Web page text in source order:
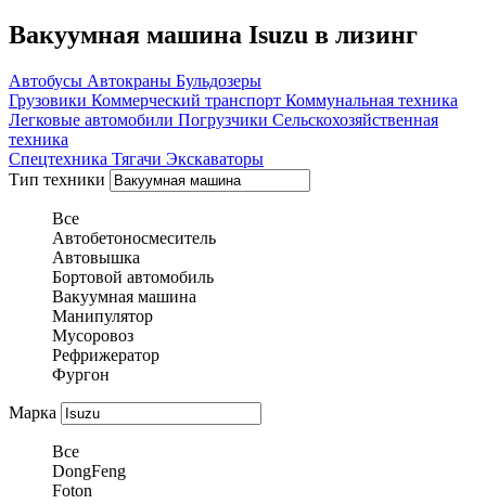
Вакуумная машина Isuzu в лизинг
Автобусы Автокраны Бульдозеры
Грузовики Коммерческий транспорт Коммунальная техника
Легковые автомобили Погрузчики Сельскохозяйственная
техника
Спецтехника Тягачи Экскаваторы
Тип техники
Все
Автобетоносмеситель
Автовышка
Бортовой автомобиль
Вакуумная машина
Манипулятор
Мусоровоз
Рефрижератор
Фургон
Марка
Все
DongFeng
Foton